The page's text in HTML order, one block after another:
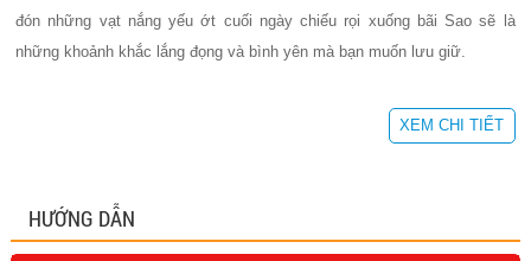
đón những vạt nắng yếu ớt cuối ngày chiếu rọi xuống bãi Sao sẽ là
những khoảnh khắc lắng đọng và bình yên mà bạn muốn lưu giữ.
XEM CHI TIẾT
HƯỚNG DẪN